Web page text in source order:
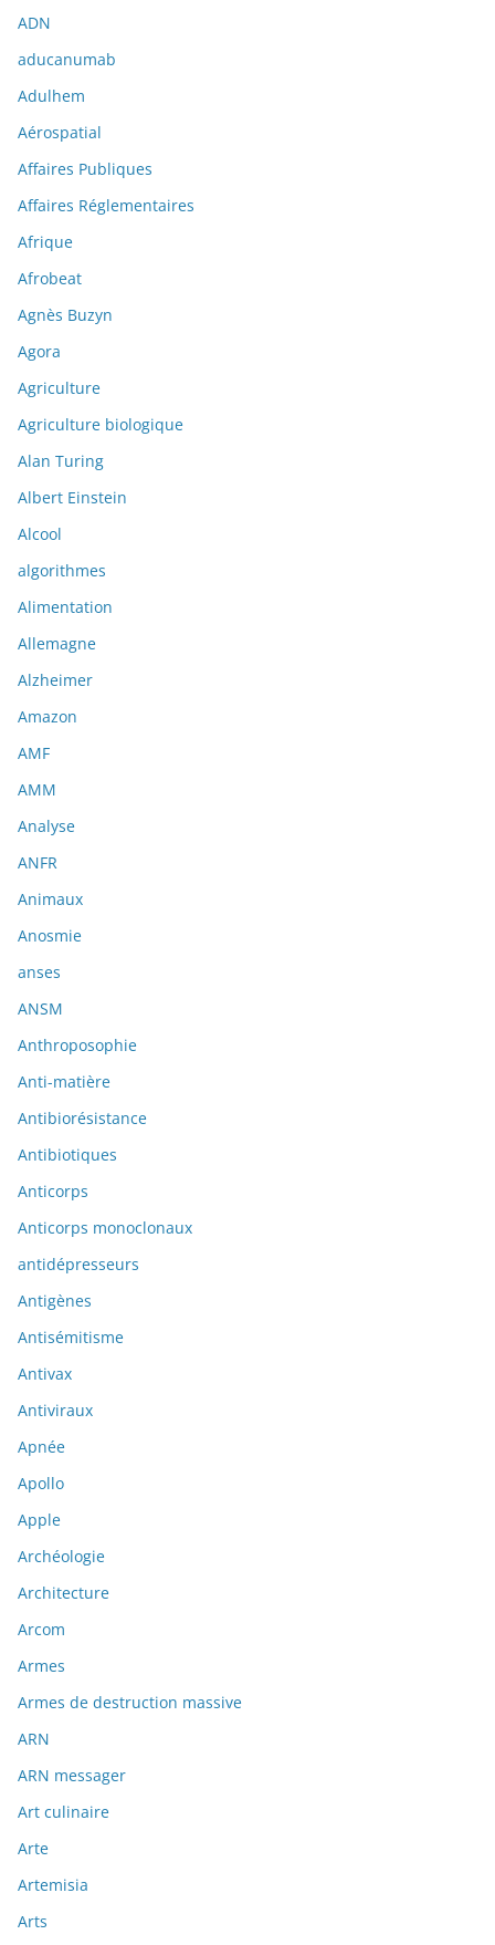
ADN
aducanumab
Adulhem
Aérospatial
Affaires Publiques
Affaires Réglementaires
Afrique
Afrobeat
Agnès Buzyn
Agora
Agriculture
Agriculture biologique
Alan Turing
Albert Einstein
Alcool
algorithmes
Alimentation
Allemagne
Alzheimer
Amazon
AMF
AMM
Analyse
ANFR
Animaux
Anosmie
anses
ANSM
Anthroposophie
Anti-matière
Antibiorésistance
Antibiotiques
Anticorps
Anticorps monoclonaux
antidépresseurs
Antigènes
Antisémitisme
Antivax
Antiviraux
Apnée
Apollo
Apple
Archéologie
Architecture
Arcom
Armes
Armes de destruction massive
ARN
ARN messager
Art culinaire
Arte
Artemisia
Arts